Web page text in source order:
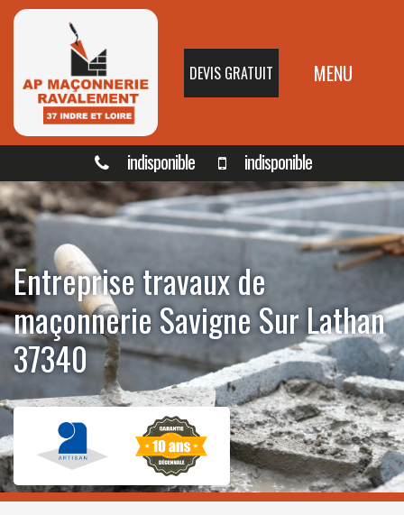
DEVIS GRATUIT MENU
indisponible indisponible
Entreprise travaux de
maçonnerie Savigne Sur Lathan
37340